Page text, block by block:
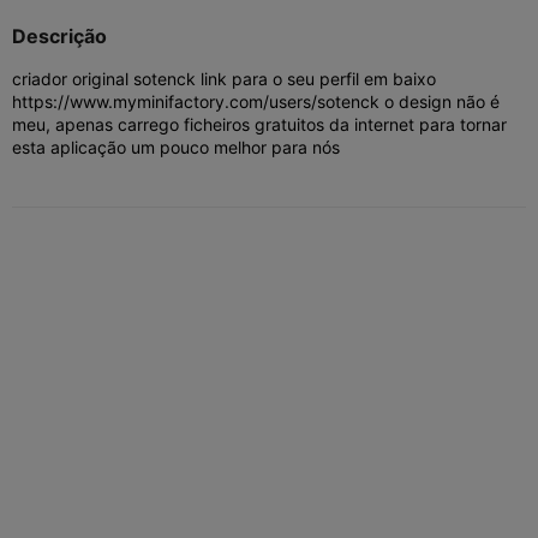
Descrição
criador original sotenck link para o seu perfil em baixo
https://www.myminifactory.com/users/sotenck o design não é
meu, apenas carrego ficheiros gratuitos da internet para tornar
esta aplicação um pouco melhor para nós